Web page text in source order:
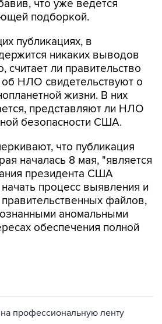
публикациях, в
считает ли правительство
НЛО свидетельствуют о
жизни. В них
представляют ли НЛО
безопасности США.
что публикация
президента США
процесс выявления и
файлов,
аномальными
обеспечения полной
главных новостей сайта